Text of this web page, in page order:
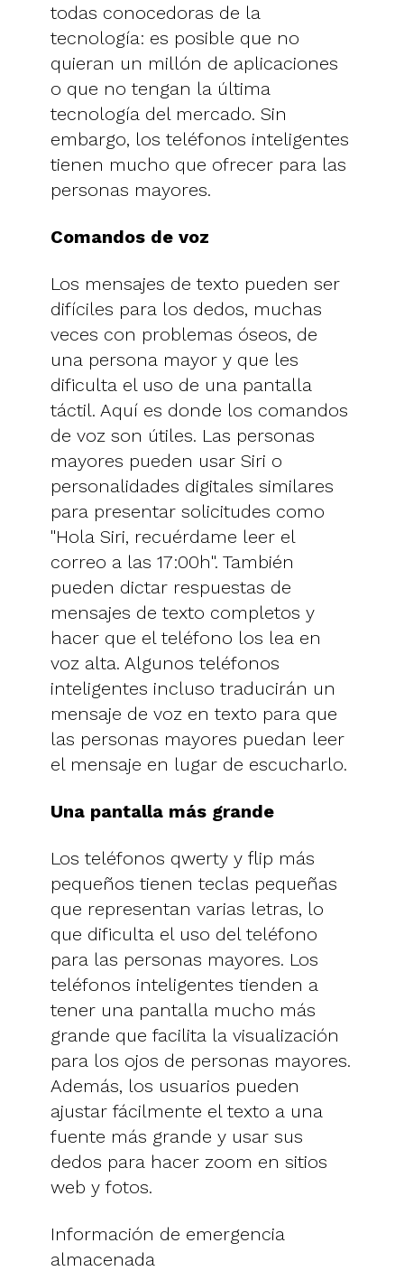
todas conocedoras de la
tecnología: es posible que no
quieran un millón de aplicaciones
o que no tengan la última
tecnología del mercado. Sin
embargo, los teléfonos inteligentes
tienen mucho que ofrecer para las
personas mayores.
Comandos de voz
Los mensajes de texto pueden ser
difíciles para los dedos, muchas
veces con problemas óseos, de
una persona mayor y que les
dificulta el uso de una pantalla
táctil. Aquí es donde los comandos
de voz son útiles. Las personas
mayores pueden usar Siri o
personalidades digitales similares
para presentar solicitudes como
"Hola Siri, recuérdame leer el
correo a las 17:00h". También
pueden dictar respuestas de
mensajes de texto completos y
hacer que el teléfono los lea en
voz alta. Algunos teléfonos
inteligentes incluso traducirán un
mensaje de voz en texto para que
las personas mayores puedan leer
el mensaje en lugar de escucharlo.
Una pantalla más grande
Los teléfonos qwerty y flip más
pequeños tienen teclas pequeñas
que representan varias letras, lo
que dificulta el uso del teléfono
para las personas mayores. Los
teléfonos inteligentes tienden a
tener una pantalla mucho más
grande que facilita la visualización
para los ojos de personas mayores.
Además, los usuarios pueden
ajustar fácilmente el texto a una
fuente más grande y usar sus
dedos para hacer zoom en sitios
web y fotos.
Información de emergencia
almacenada